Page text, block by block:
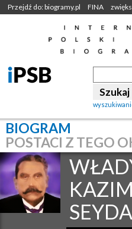
Przejdź do: biogramy.pl FINA
BIOGRAM
POSTACI Z TEGO
SEYDA